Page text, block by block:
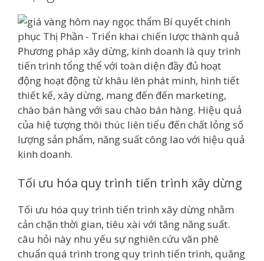
Phương pháp xây dừng, kinh doanh là quy trình
tiến trình tổng thể với toàn diện đầy đủ hoạt
động hoạt động từ khâu lên phát minh, hình tiết
thiết kế, xây dừng, mang đến đến marketing,
chào bán hàng với sau chào bán hàng. Hiệu quả
của hiệ tượng thôi thúc liên tiểu đến chất lỏng số
lượng sản phẩm, năng suất công lao với hiệu quả
kinh doanh.
Tối ưu hóa quy trình tiến trình xây dừng
Tối ưu hóa quy trình tiến trình xây dừng nhằm
cản chặn thời gian, tiêu xài với tăng năng suất.
câu hỏi này nhu yếu sự nghiên cứu vãn phê
chuẩn quá trình trong quy trình tiến trình, quăng